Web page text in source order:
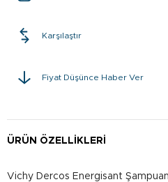
Karşılaştır
Fiyat Düşünce Haber Ver
ÜRÜN ÖZELLIKLERI
Vichy Dercos Energisant Şampuan